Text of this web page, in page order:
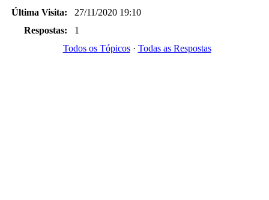
Última Visita:
27/11/2020 19:10
Respostas:
1
Todos os Tópicos· Todas as Respostas